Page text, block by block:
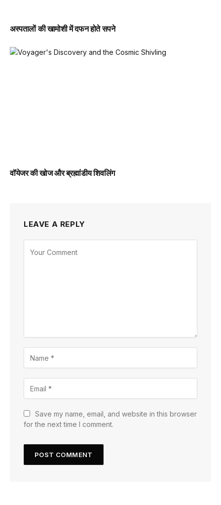
अस्पतालों की खामोशी में दफन होते सपने
वॉयेजर की खोज और ब्रह्मांडीय शिवलिंग
LEAVE A REPLY
Save my name, email, and website in this browser
for the next time I comment.